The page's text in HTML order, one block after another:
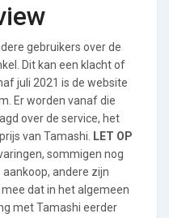
gebruikers over de
Dit kan een klacht of
juli 2021 is de website
Er worden vanaf die
over de service, het
van Tamashi.
LET OP
sommigen nog
andere zijn
dat in het algemeen
met Tamashi eerder